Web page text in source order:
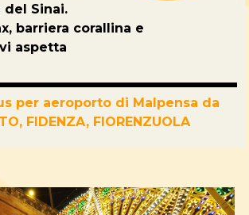
del Sinai.
barriera corallina e
aspetta
per aeroporto di Malpensa da
FIDENZA, FIORENZUOLA